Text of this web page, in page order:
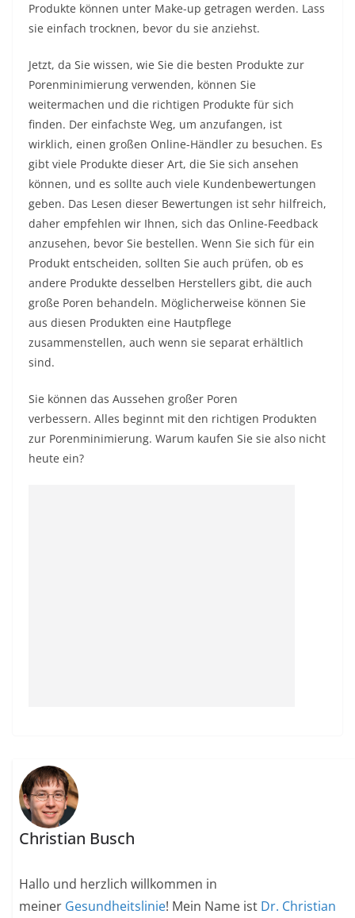
Produkte können unter Make-up getragen werden. Lass
sie einfach trocknen, bevor du sie anziehst.
Jetzt, da Sie wissen, wie Sie die besten Produkte zur
Porenminimierung verwenden, können Sie
weitermachen und die richtigen Produkte für sich
finden. Der einfachste Weg, um anzufangen, ist
wirklich, einen großen Online-Händler zu besuchen. Es
gibt viele Produkte dieser Art, die Sie sich ansehen
können, und es sollte auch viele Kundenbewertungen
geben. Das Lesen dieser Bewertungen ist sehr hilfreich,
daher empfehlen wir Ihnen, sich das Online-Feedback
anzusehen, bevor Sie bestellen. Wenn Sie sich für ein
Produkt entscheiden, sollten Sie auch prüfen, ob es
andere Produkte desselben Herstellers gibt, die auch
große Poren behandeln. Möglicherweise können Sie
aus diesen Produkten eine Hautpflege
zusammenstellen, auch wenn sie separat erhältlich
sind.
Sie können das Aussehen großer Poren
verbessern. Alles beginnt mit den richtigen Produkten
zur Porenminimierung. Warum kaufen Sie sie also nicht
heute ein?
Christian Busch
Hallo und herzlich willkommen in
meiner Gesundheitslinie! Mein Name ist Dr. Christian